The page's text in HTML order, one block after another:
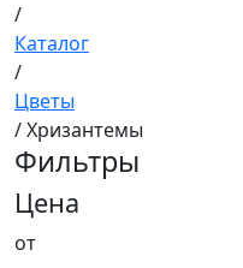
/
Каталог
/
Цветы
/ Хризантемы
Фильтры
Цена
от